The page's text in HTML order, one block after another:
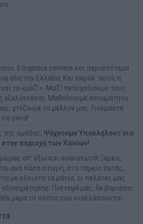
5 logistics centers και περισσότερα
όλη την Ελλάδα. Και παρόλ’ αυτά, η
το «μαζί». Μαζί πετυχαίνουμε τους
εξελίσσεσαι. Μαθαίνουμε ασταμάτητα,
χτίζουμε το μέλλον μας. Γινόμαστε
σε σένα!
της ομάδας; Ψάχνουμε Υπαλλήλους για
περιοχή των Χανίων!
μας απ’ έξω και ανακατωτά! Ξέρεις
ανά πάσα στιγμή, στο ταμείο πετάς,
με κλειστά τα μάτια, οι πελάτες μας
εξυπηρέτησης. Πίστεψέ μας, δε βαριέσαι
μέρα τα πόστα σου εναλλάσσονται.